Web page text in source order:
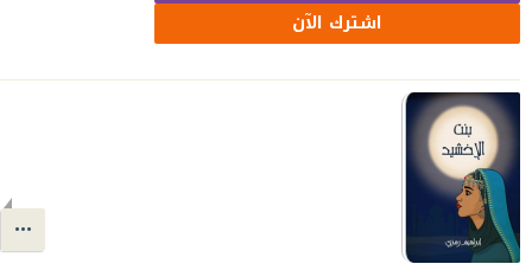
اشترك الآن